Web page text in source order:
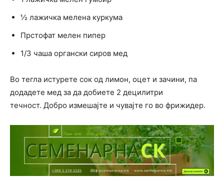
½ лажичка мелена куркума
Прстофат мелен пипер
1/3 чаша органски сиров мед
Во тегла истурете сок од лимон, оцет и зачини, па
додадете мед за да добиете 2 децилитри
течност. Добро измешајте и чувајте го во фрижидер.